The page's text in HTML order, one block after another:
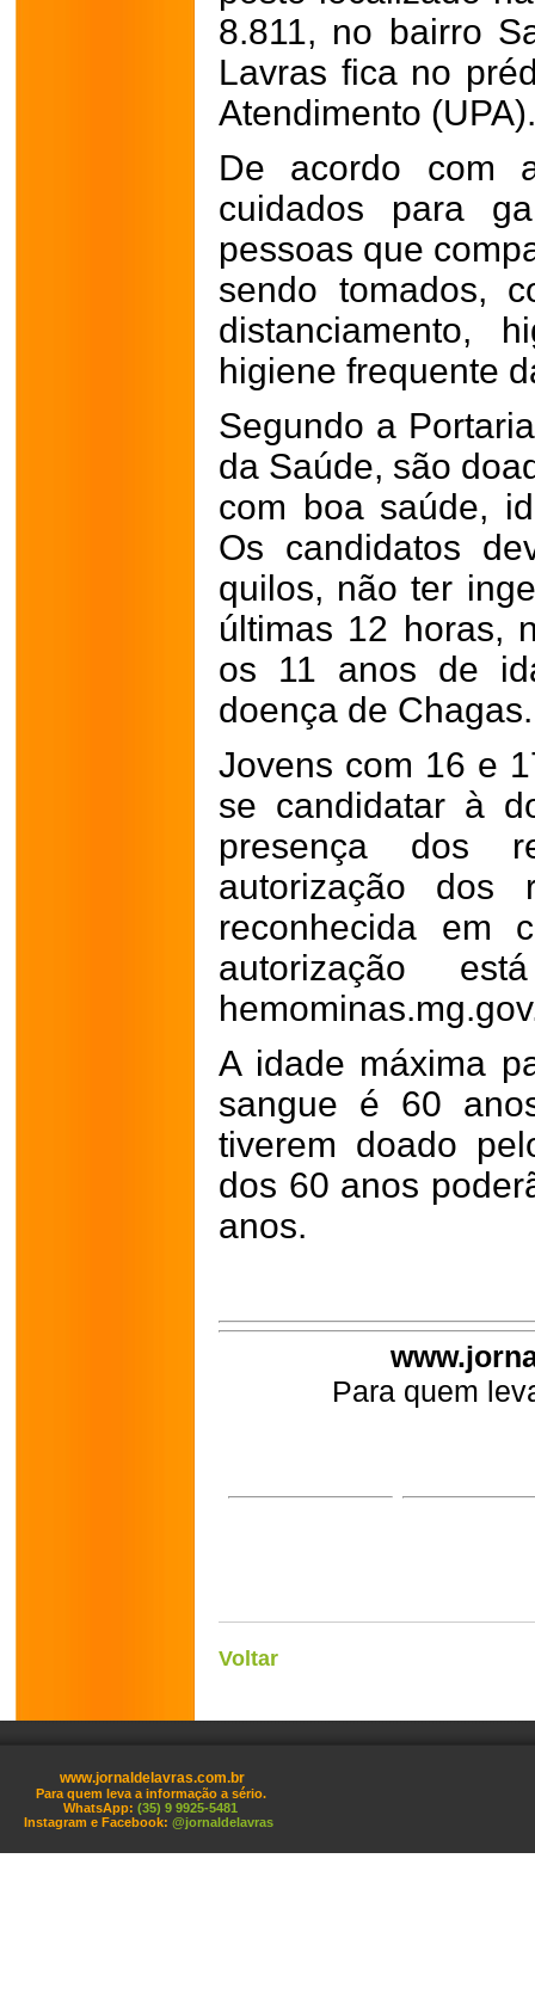
8.811, no bairro
Lavras fica no
Atendimento (UPA).
De acordo com
cuidados para
pessoas que
sendo tomados,
distanciamento,
higiene frequente
Segundo a
da Saúde, são
com boa saúde,
Os candidatos
quilos, não ter
últimas 12 horas,
os 11 anos de
doença de Chagas.
Jovens com 16 e
se candidatar à
presença dos
autorização dos
reconhecida em
autorização
A idade máxima
sangue é 60
tiverem doado
dos 60 anos
anos.
Para quem
Voltar
www.jornaldelavras.com.br
Para quem leva a informação a sério.
WhatsApp: (35) 9 9925-5481
Instagram e Facebook: @jornaldelavras